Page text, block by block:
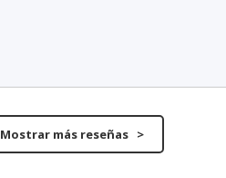
Mostrar más reseñas >